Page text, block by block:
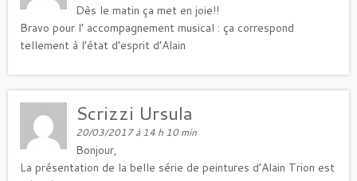
Dès le matin ça met en joie!!
Bravo pour l’ accompagnement musical : ça correspond
tellement à l’état d’esprit d’Alain
Scrizzi Ursula
20/03/2017 à 14 h 10 min
Bonjour,
La présentation de la belle série de peintures d’Alain Trion est